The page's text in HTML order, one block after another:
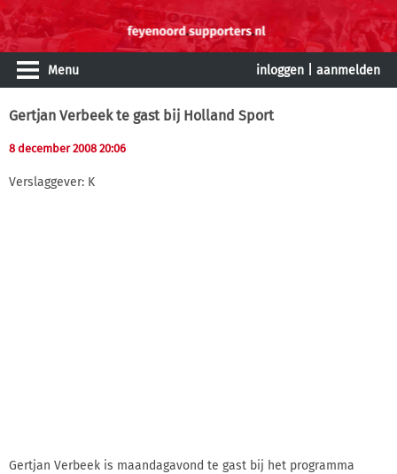
Menu inloggen aanmelden
Gertjan Verbeek te gast bij Holland Sport
8 december 2008 20:06
Verslaggever: K
Gertjan Verbeek is maandagavond te gast bij het programma